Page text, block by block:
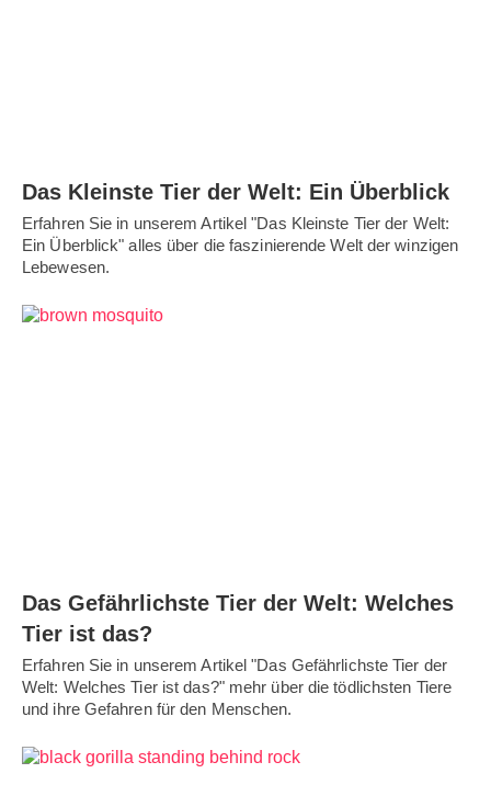
Das Kleinste Tier der Welt: Ein Überblick
Erfahren Sie in unserem Artikel "Das Kleinste Tier der Welt:
Ein Überblick" alles über die faszinierende Welt der winzigen
Lebewesen.
Das Gefährlichste Tier der Welt: Welches
Tier ist das?
Erfahren Sie in unserem Artikel "Das Gefährlichste Tier der
Welt: Welches Tier ist das?" mehr über die tödlichsten Tiere
und ihre Gefahren für den Menschen.